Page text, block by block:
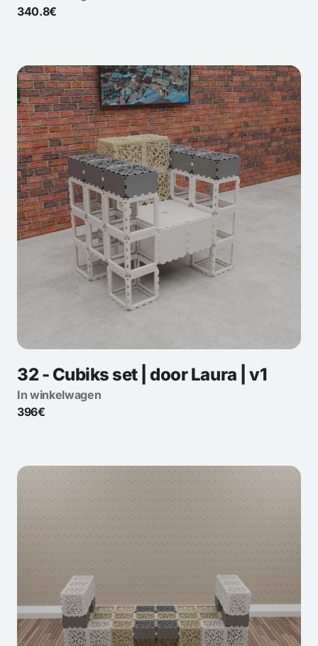
340.8€
32 - Cubiks set | door Laura | v1
In winkelwagen
396€